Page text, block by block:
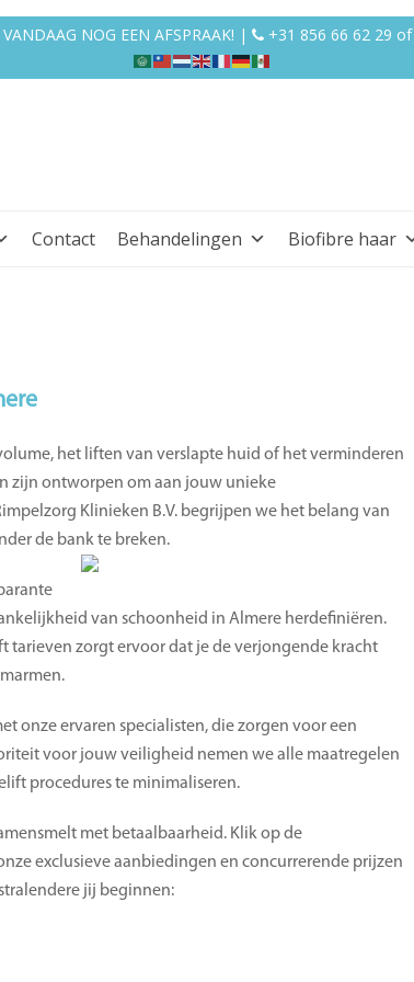
NOG EEN AFSPRAAK! | +31 856 66 62 29 of
Contact Behandelingen Biofibre haar
het liften van verslapte huid of het verminderen
zijn ontworpen om aan jouw unieke
Klinieken B.V. begrijpen we het belang van
de bank te breken.
van schoonheid in Almere herdefiniëren.
zorgt ervoor dat je de verjongende kracht
onze ervaren specialisten, die zorgen voor een
voor jouw veiligheid nemen we alle maatregelen
procedures te minimaliseren.
met betaalbaarheid. Klik op de
exclusieve aanbiedingen en concurrerende prijzen
jij beginnen: